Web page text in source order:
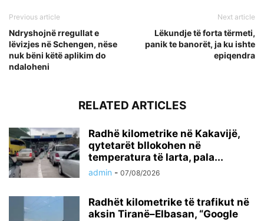
Previous article
Ndryshojnë rregullat e
lëvizjes në Schengen, nëse
nuk bëni këtë aplikim do
ndaloheni
Next article
Lëkundje të forta tërmeti,
panik te banorët, ja ku ishte
epiqendra
RELATED ARTICLES
Radhë kilometrike në Kakavijë,
qytetarët bllokohen në
temperatura të larta, pala...
admin - 07/08/2026
Radhët kilometrike të trafikut në
aksin Tiranë–Elbasan, “Google